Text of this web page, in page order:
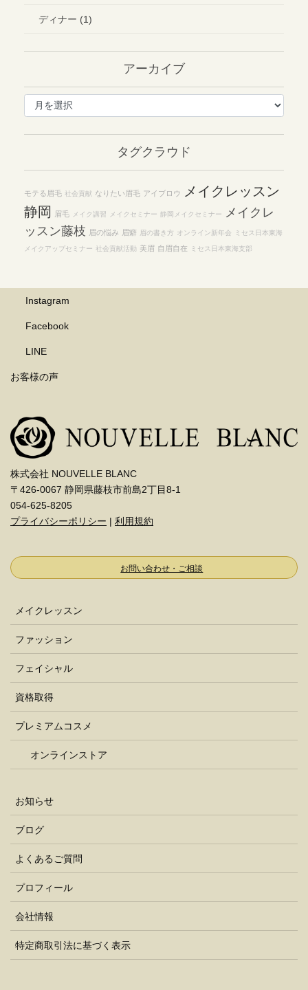
ディナー (1)
アーカイブ
ア
イ
タグクラウド
モテる眉毛 社会貢献 なりたい眉毛 アイブロウ
メイクレッスン
静岡
眉毛 メイク講習 メイクセミナー 静岡メイクセミナー
メイクレ
ッスン藤枝
眉の悩み 眉癖 眉の書き方 オンライン新年会 ミセス日本東海
メイクアップセミナー 社会貢献活動 美眉 自眉自在 ミセス日本東海支部
Instagram
Facebook
LINE
お客様の声
株式会社 NOUVELLE BLANC
〒426-0067 静岡県藤枝市前島2丁目8-1
054-625-8205
プライバシーポリシー | 利用規約
お問い合わせ・ご相談
メイクレッスン
ファッション
フェイシャル
資格取得
プレミアムコスメ
オンラインストア
お知らせ
ブログ
よくあるご質問
プロフィール
会社情報
特定商取引法に基づく表示